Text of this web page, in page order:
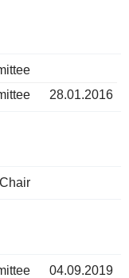
28.01.2016
04.09.2019